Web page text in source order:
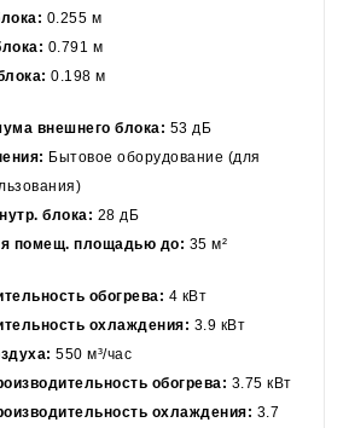
0.255 м
0.791 м
0.198 м
внешнего блока: 53 дБ
Бытовое оборудование (для
блока: 28 дБ
помещ. площадью до: 35 м²
обогрева: 4 кВт
охлаждения: 3.9 кВт
550 м³/час
обогрева: 3.75 кВт
охлаждения: 3.7